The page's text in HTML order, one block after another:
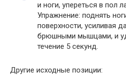
и ноги, упереться в пол
Упражнение: поднять
поверхности, усиливая
брюшными мышцами, и
течение 5 секунд.
Другие исходные позиции: